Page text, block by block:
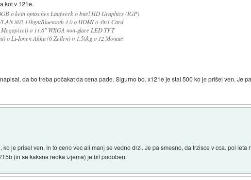
kot v 121e.
o kein optisches Laufwerk o Intel HD Graphics (IGP)
802.11bgn/Bluetooth 4.0 o HDMI o 4in1 Card
o 11.6" WXGA non-glare LED TFT
o Li-Ionen Akku (6 Zellen) o 1.50kg o 12 Monate
da bo treba počakat da cena pade. Sigurno bo. x121e je stal 500 ko je prišel ven. Je
je prisel ven. In to ceno vec ali manj se vedno drzi. Je pa smesno, da trzisce v cca. pol leta
(in se kaksna redka izjema) je bil podoben.